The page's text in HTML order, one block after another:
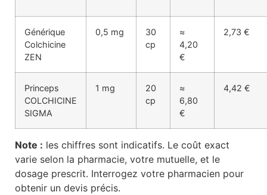
Générique
Colchicine
ZEN
0,5 mg
30
cp
≈
4,20
€
2,73 €
Princeps
COLCHICINE
SIGMA
1 mg
20
cp
≈
6,80
€
4,42 €
Note : les chiffres sont indicatifs. Le coût exact
varie selon la pharmacie, votre mutuelle, et le
dosage prescrit. Interrogez votre pharmacien pour
obtenir un devis précis.